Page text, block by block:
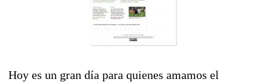
Hoy es un gran día para quienes amamos el